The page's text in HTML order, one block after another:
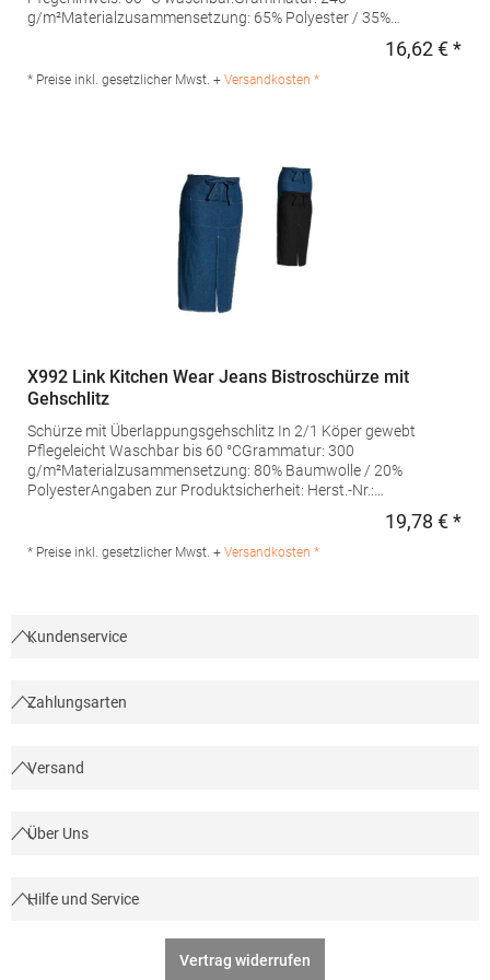
g/m²Materialzusammensetzung: 65% Polyester / 35%
Hersteller: Halink Groothandel B.V. Deventerstraat 4 7575EM
Oldenzaal Niederlande E-Mail: info@halink.nl
16,62 € *
* Preise inkl. gesetzlicher Mwst. + Versandkosten *
X992 Link Kitchen Wear Jeans Bistroschürze mit
Gehschlitz
Schürze mit Überlappungsgehschlitz In 2/1 Köper gewebt
Pflegeleicht Waschbar bis 60 °CGrammatur: 300
g/m²Materialzusammensetzung: 80% Baumwolle / 20%
PolyesterAngaben zur Produktsicherheit: Herst.-Nr.:
Deventerstraat 4 7575EM Oldenzaal Niederlande E-Mail:
info@halink.nl
19,78 € *
* Preise inkl. gesetzlicher Mwst. + Versandkosten *
Kundenservice
Zahlungsarten
Versand
Über Uns
Hilfe und Service
Vertrag widerrufen